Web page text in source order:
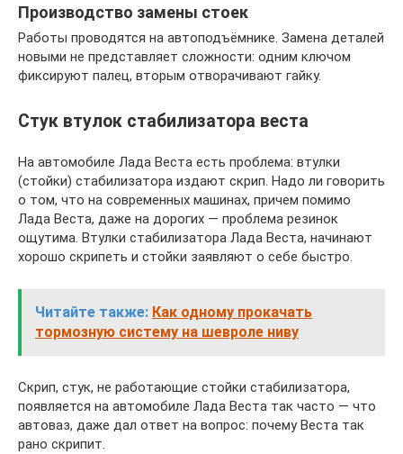
Производство замены стоек
Работы проводятся на автоподъёмнике. Замена деталей
новыми не представляет сложности: одним ключом
фиксируют палец, вторым отворачивают гайку.
Стук втулок стабилизатора веста
На автомобиле Лада Веста есть проблема: втулки
(стойки) стабилизатора издают скрип. Надо ли говорить
о том, что на современных машинах, причем помимо
Лада Веста, даже на дорогих — проблема резинок
ощутима. Втулки стабилизатора Лада Веста, начинают
хорошо скрипеть и стойки заявляют о себе быстро.
Читайте также: Как одному прокачать
тормозную систему на шевроле ниву
Скрип, стук, не работающие стойки стабилизатора,
появляется на автомобиле Лада Веста так часто — что
автоваз, даже дал ответ на вопрос: почему Веста так
рано скрипит.